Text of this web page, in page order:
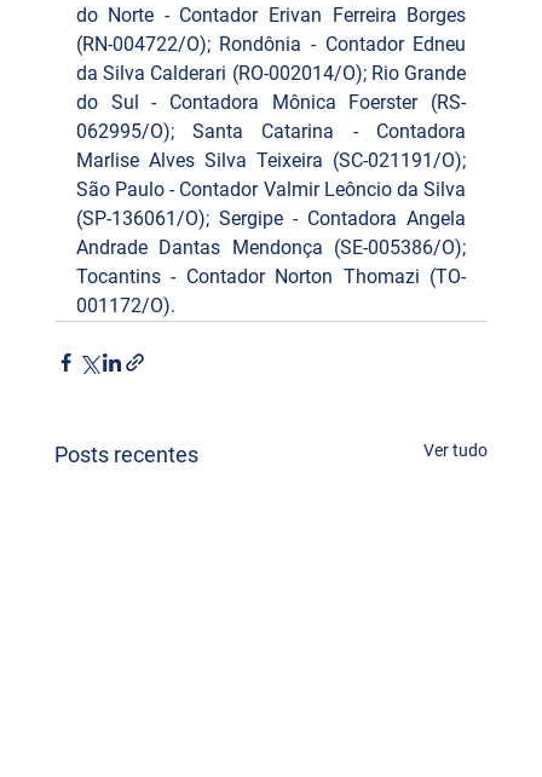
do Norte - Contador Erivan Ferreira Borges
(RN-004722/O); Rondônia - Contador Edneu
da Silva Calderari (RO-002014/O); Rio Grande
do Sul - Contadora Mônica Foerster (RS-
062995/O); Santa Catarina - Contadora
Marlise Alves Silva Teixeira (SC-021191/O);
São Paulo - Contador Valmir Leôncio da Silva
(SP-136061/O); Sergipe - Contadora Angela
Andrade Dantas Mendonça (SE-005386/O);
Tocantins - Contador Norton Thomazi (TO-
001172/O).
Posts recentes Ver tudo